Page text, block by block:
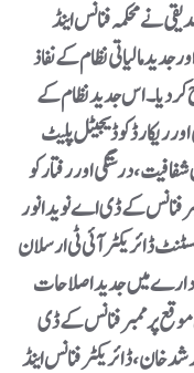
نے محکمہ فنانس اینڈ
مالیاتی نظام کے نفاذ
کر دیا۔ اس جدید نظام کے
ریکارڈ کو ڈیجیٹل پلیٹ
درستگی اور رفتار کو
فنانس کے ڈی اے نوید انور
ڈائریکٹر آئی ٹی ارسلان
ادارے میں جدید اصلاحات
پر ممبر فنانس کے ڈی
خان، ڈائریکٹر فنانس اینڈ